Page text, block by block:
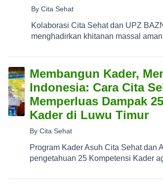
By Cita Sehat
Kolaborasi Cita Sehat dan UPZ
menghadirkan khitanan massal
Membangun Kader,
Indonesia: Cara Cita
Memperluas Dampak
Kader di Luwu Timur
By Cita Sehat
Program Kader Asuh Cita Sehat dan
pengetahuan 25 Kompetensi Kader